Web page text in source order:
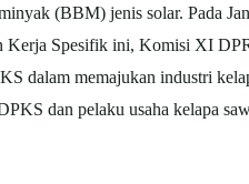
(BBM) jenis solar. Pada
Kerja Spesifik ini, Komisi XI
dalam memajukan industri
dan pelaku usaha kelapa